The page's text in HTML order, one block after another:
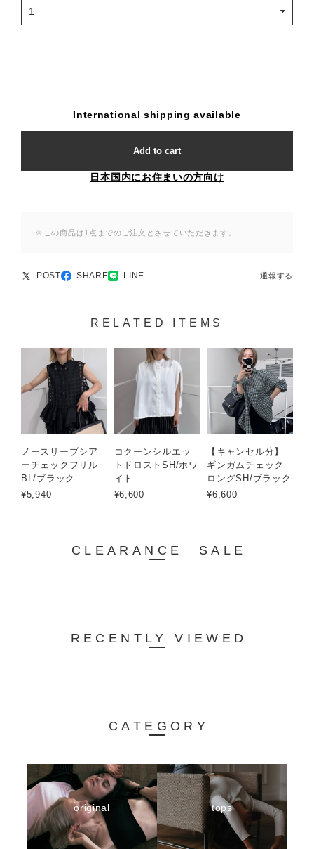
International shipping available
Add to cart
日本国内にお住まいの方向け
※この商品は1点までのご注文とさせていただきます。
POST SHARE LINE 通報する
RELATED ITEMS
ノースリーブシア
ーチェックフリル
BL/ブラック
¥5,940
コクーンシルエッ
トドロストSH/ホワ
イト
¥6,600
【キャンセル分】
ギンガムチェック
ロングSH/ブラック
¥6,600
CLEARANCE SALE
RECENTLY VIEWED
CATEGORY
original tops